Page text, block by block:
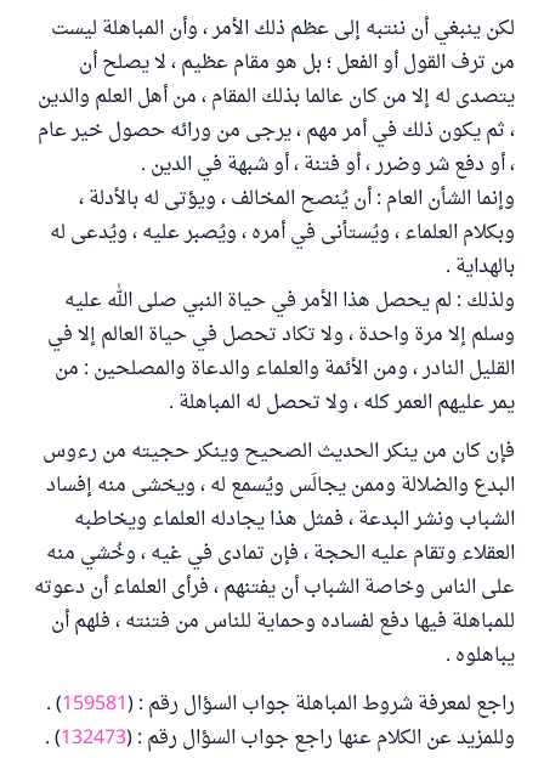
لكن ينبغي أن ننتبه إلى عظم ذلك الأمر ، وأن المباهلة ليست
من ترف القول أو الفعل ؛ بل هو مقام عظيم ، لا يصلح أن
يتصدى له إلا من كان عالما بذلك المقام ، من أهل العلم والدين
، ثم يكون ذلك في أمر مهم ، يرجى من ورائه حصول خير عام
، أو دفع شر وضرر ، أو فتنة ، أو شبهة في الدين .
وإنما الشأن العام : أن يُنصح المخالف ، ويؤتى له بالأدلة ،
وبكلام العلماء ، ويُستأنى في أمره ، ويُصبر عليه ، ويُدعى له
بالهداية .
ولذلك : لم يحصل هذا الأمر في حياة النبي صلى الله عليه
وسلم إلا مرة واحدة ، ولا تكاد تحصل في حياة العالم إلا في
القليل النادر ، ومن الأئمة والعلماء والدعاة والمصلحين : من
يمر عليهم العمر كله ، ولا تحصل له المباهلة .
فإن كان من ينكر الحديث الصحيح وينكر حجيته من رءوس
البدع والضلالة وممن يجالَس ويُسمع له ، ويخشى منه إفساد
الشباب ونشر البدعة ، فمثل هذا يجادله العلماء ويخاطبه
العقلاء وتقام عليه الحجة ، فإن تمادى في غيه ، وخُشي منه
على الناس وخاصة الشباب أن يفتنهم ، فرأى العلماء أن دعوته
للمباهلة فيها دفع لفساده وحماية للناس من فتنته ، فلهم أن
يباهلوه .
راجع لمعرفة شروط المباهلة جواب السؤال رقم : (159581
) .
وللمزيد عن الكلام عنها راجع جواب السؤال رقم : (132473
) .